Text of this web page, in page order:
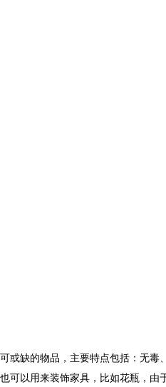
或缺的物品，主要特点包括：无毒
可以用来装饰家具，比如花瓶，由